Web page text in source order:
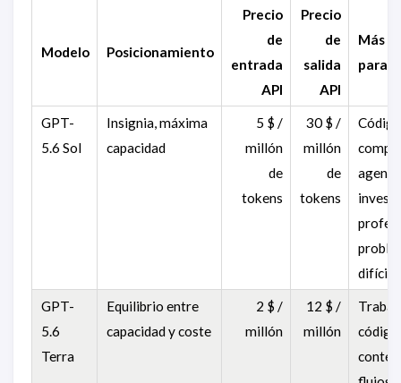
Modelo Posicionamiento
Precio
de
entrada
API
Precio
de
salida
API
Más
para
GPT-
5.6 Sol
Insignia, máxima
capacidad
5 $ /
millón
de
tokens
30 $ /
millón
de
tokens
Código
GPT-
5.6
Terra
Equilibrio entre
capacidad y coste
2 $ /
millón
12 $ /
millón